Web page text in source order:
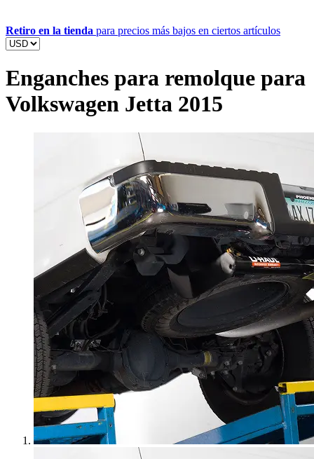
Retiro en la tienda para precios más bajos en ciertos artículos
Enganches para remolque para
Volkswagen Jetta 2015